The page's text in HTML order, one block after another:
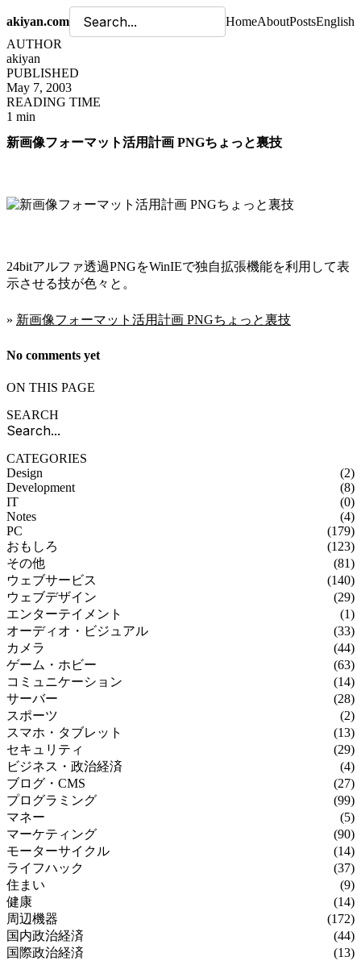
akiyan.com HomeAboutPostsEnglish
AUTHOR
akiyan
PUBLISHED
May 7, 2003
READING TIME
1 min
新画像フォーマット活用計画 PNGちょっと裏技
24bitアルファ透過PNGをWinIEで独自拡張機能を利用して表
示させる技が色々と。
» 新画像フォーマット活用計画 PNGちょっと裏技
No comments yet
ON THIS PAGE
SEARCH
CATEGORIES
Design
(2)
Development
(8)
IT
(0)
Notes
(4)
PC
(179)
おもしろ
(123)
その他
(81)
ウェブサービス
(140)
ウェブデザイン
(29)
エンターテイメント
(1)
オーディオ・ビジュアル
(33)
カメラ
(44)
ゲーム・ホビー
(63)
コミュニケーション
(14)
サーバー
(28)
スポーツ
(2)
スマホ・タブレット
(13)
セキュリティ
(29)
ビジネス・政治経済
(4)
ブログ・CMS
(27)
プログラミング
(99)
マネー
(5)
マーケティング
(90)
モーターサイクル
(14)
ライフハック
(37)
住まい
(9)
健康
(14)
周辺機器
(172)
国内政治経済
(44)
国際政治経済
(13)